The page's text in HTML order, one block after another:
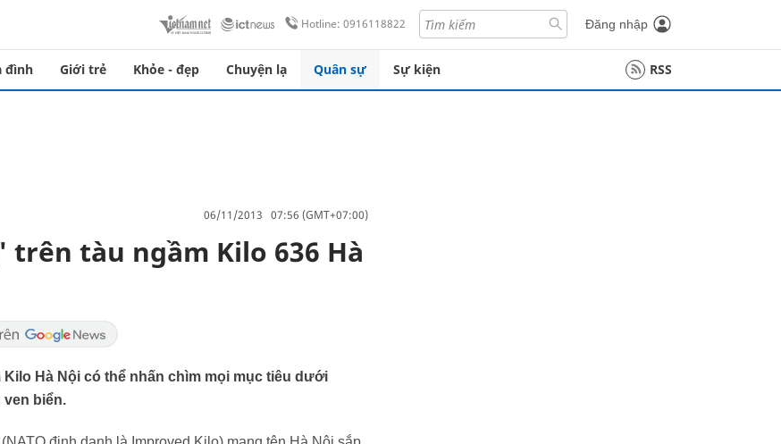
Hotline: 0916118822 Đăng nhập
đình Giới trẻ Khỏe - đẹp Chuyện lạ Quân sự Sự kiện RSS
06/11/2013 07:56 (GMT+07:00)
tàu ngầm Kilo 636 Hà
Hà Nội có thể nhấn chìm mọi mục tiêu dưới
biển.